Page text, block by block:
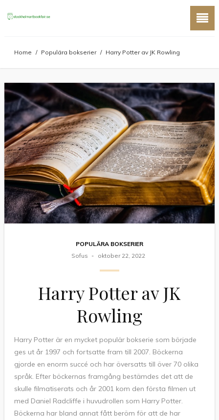
Home / Populära bokserier / Harry Potter av JK Rowling
POPULÄRA BOKSERIER
Sofus
oktober 22, 2022
Harry Potter av JK
Rowling
Harry Potter är en mycket populär bokserie som började
ges ut år 1997 och fortsatte fram till 2007. Böckerna
gjorde en enorm succé och har översatts till över 70 olika
språk. Efter böckernas framgång bestämdes det att de
skulle filmatiserats och år 2001 kom den första filmen ut
med Daniel Radcliffe i huvudrollen som Harry Potter.
Böckerna har bland annat fått beröm för att de har